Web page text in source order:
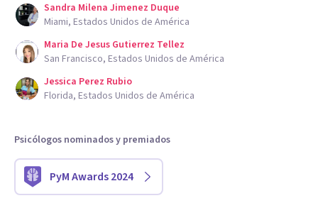
Sandra Milena Jimenez Duque
Miami, Estados Unidos de América
Maria De Jesus Gutierrez Tellez
San Francisco, Estados Unidos de América
Jessica Perez Rubio
Florida, Estados Unidos de América
Psicólogos nominados y premiados
PyM Awards 2024